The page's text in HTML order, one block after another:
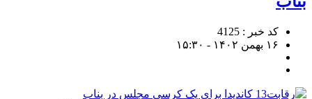
کد خبر : 4125
۱۶ بهمن ۱۴۰۲ - ۱۵:۳۰